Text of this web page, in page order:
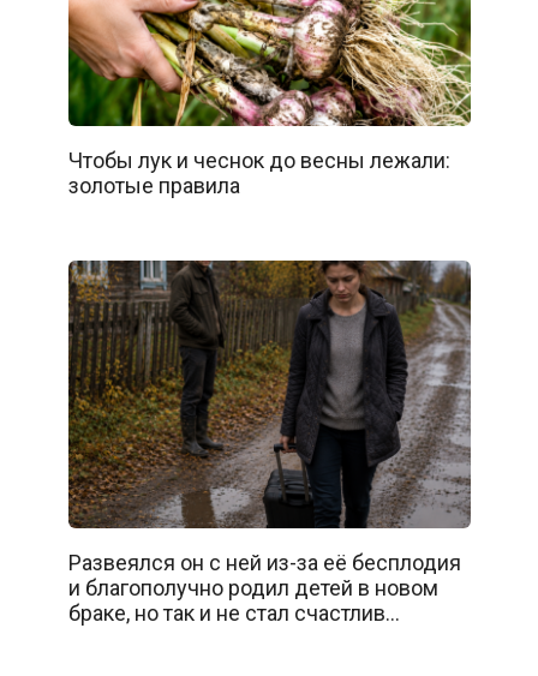
Чтобы лук и чеснок до весны лежали:
золотые правила
Развеялся он с ней из-за её бесплодия
и благополучно родил детей в новом
браке, но так и не стал счастлив…